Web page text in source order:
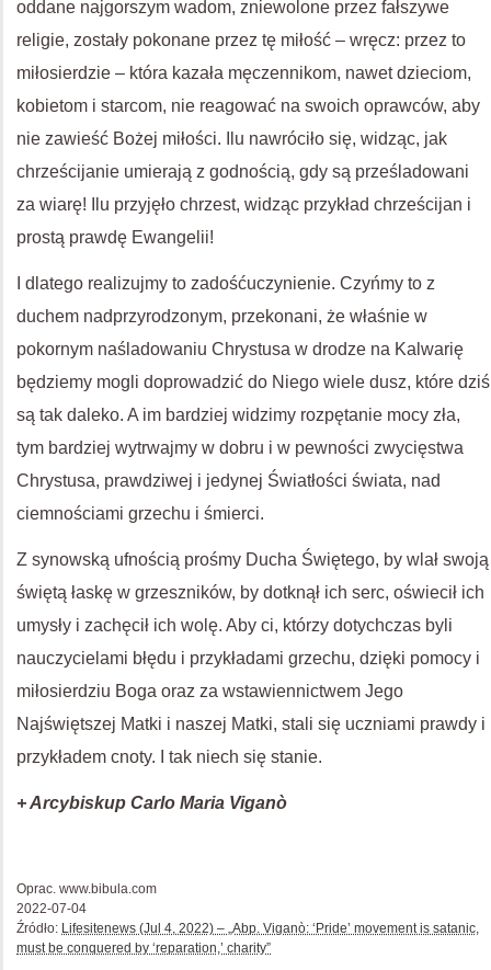
oddane najgorszym wadom, zniewolone przez fałszywe
religie, zostały pokonane przez tę miłość – wręcz: przez to
miłosierdzie – która kazała męczennikom, nawet dzieciom,
kobietom i starcom, nie reagować na swoich oprawców, aby
nie zawieść Bożej miłości. Ilu nawróciło się, widząc, jak
chrześcijanie umierają z godnością, gdy są prześladowani
za wiarę! Ilu przyjęło chrzest, widząc przykład chrześcijan i
prostą prawdę Ewangelii!
I dlatego realizujmy to zadośćuczynienie. Czyńmy to z
duchem nadprzyrodzonym, przekonani, że właśnie w
pokornym naśladowaniu Chrystusa w drodze na Kalwarię
będziemy mogli doprowadzić do Niego wiele dusz, które dziś
są tak daleko. A im bardziej widzimy rozpętanie mocy zła,
tym bardziej wytrwajmy w dobru i w pewności zwycięstwa
Chrystusa, prawdziwej i jedynej Światłości świata, nad
ciemnościami grzechu i śmierci.
Z synowską ufnością prośmy Ducha Świętego, by wlał swoją
świętą łaskę w grzeszników, by dotknął ich serc, oświecił ich
umysły i zachęcił ich wolę. Aby ci, którzy dotychczas byli
nauczycielami błędu i przykładami grzechu, dzięki pomocy i
miłosierdziu Boga oraz za wstawiennictwem Jego
Najświętszej Matki i naszej Matki, stali się uczniami prawdy i
przykładem cnoty. I tak niech się stanie.
+ Arcybiskup Carlo Maria Viganò
Oprac. www.bibula.com
2022-07-04
Źródło: Lifesitenews (Jul 4, 2022) – „Abp. Viganò: ‘Pride’ movement is satanic,
must be conquered by ‘reparation,’ charity”